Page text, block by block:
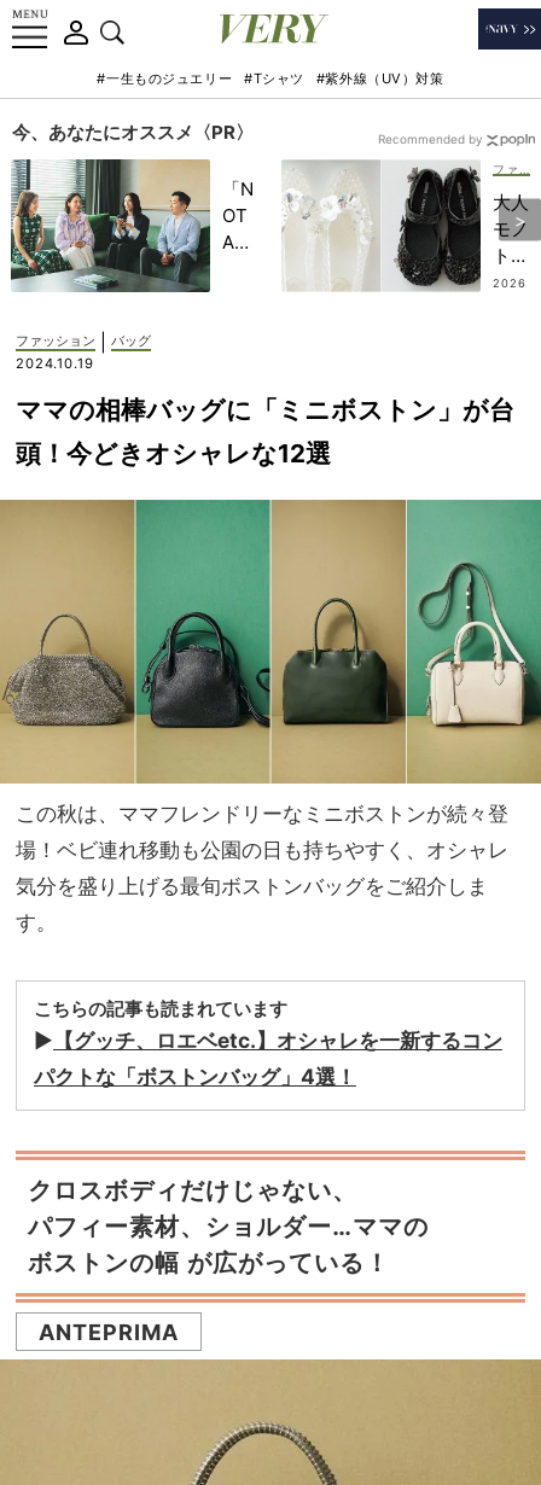
#一生ものジュエリー #Tシャツ #紫外線（UV）対策
今、あなたにオススメ〈PR〉
「N
OT
A
記憶
に一
生残
【極
大人
モノ
トー
ンな
ズ】
浮
ュア
ルも
一気
に華
やぐ
2026
Recommended by
ファッション
バッグ
2024.10.19
ママの相棒バッグに「ミニボストン」が台
頭！今どきオシャレな12選
この秋は、ママフレンドリーなミニボストンが続々登
場！ベビ連れ移動も公園の日も持ちやすく、オシャレ
気分を盛り上げる最旬ボストンバッグをご紹介しま
す。
こちらの記事も読まれています
▶︎ 【グッチ、ロエベetc.】オシャレを一新するコン
パクトな「ボストンバッグ」4選！
クロスボディだけじゃない、
パフィー素材、ショルダー…ママの
ボストンの幅 が広がっている！
ANTEPRIMA